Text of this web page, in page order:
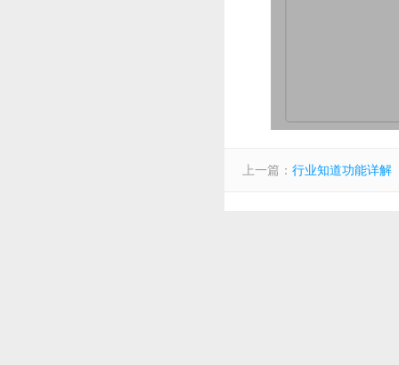
上一篇： 行业知道功能详解